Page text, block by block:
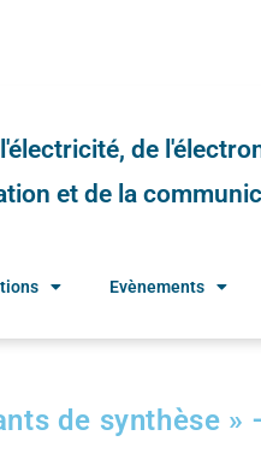
de
et de la
Evènements
de synthèse »